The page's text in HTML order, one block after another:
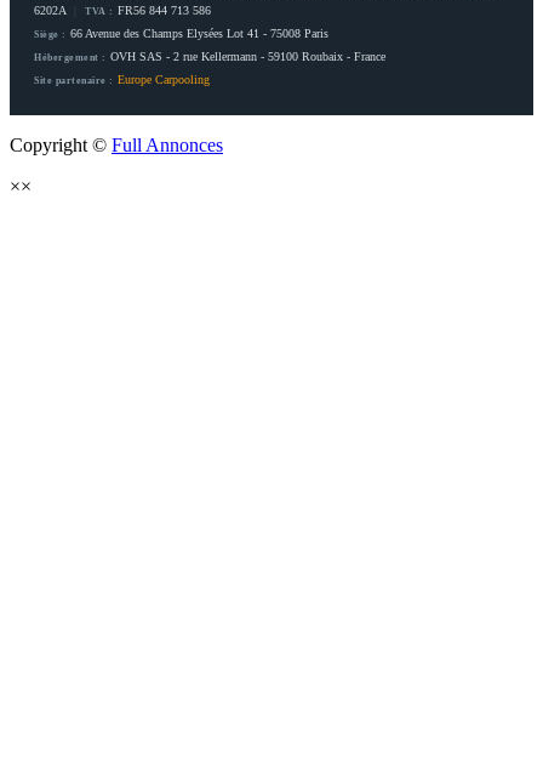
6202A TVA : FR56 844 713 586
Siège : 66 Avenue des Champs Elysées Lot 41 - 75008 Paris
Hébergement : OVH SAS - 2 rue Kellermann - 59100 Roubaix - France
Site partenaire : Europe Carpooling
Copyright © Full Annonces
××